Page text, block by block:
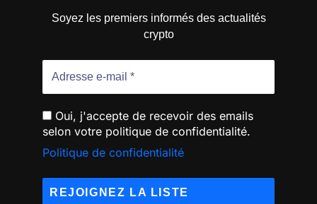
Soyez les premiers informés des actualités
crypto
Oui, j'accepte de recevoir des emails
selon votre politique de confidentialité.
Politique de confidentialité